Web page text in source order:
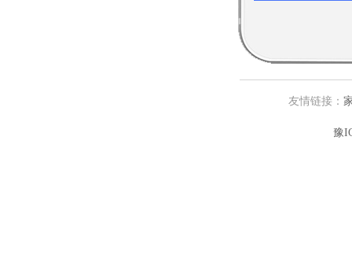
友情链接：
豫